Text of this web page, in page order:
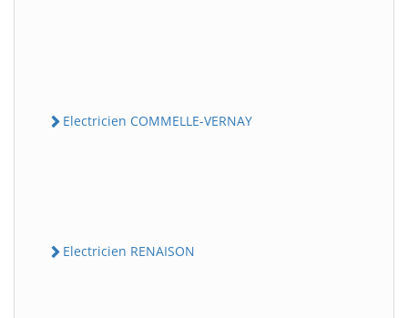
Electricien COMMELLE-VERNAY
Electricien RENAISON